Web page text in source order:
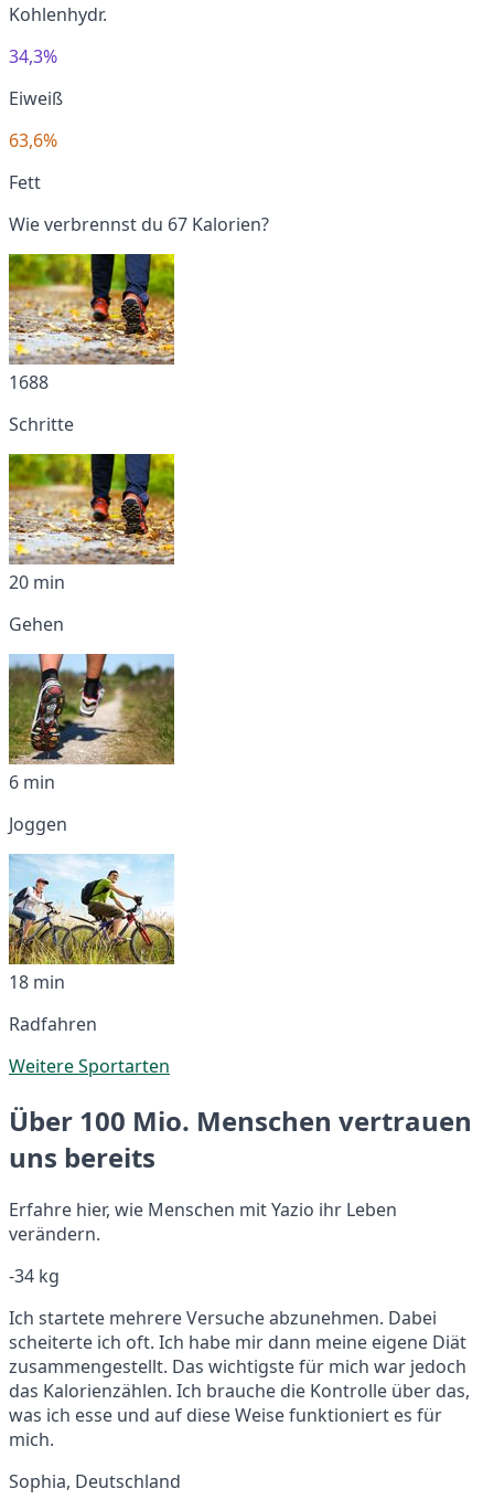
Kohlenhydr.
34,3%
Eiweiß
63,6%
Fett
Wie verbrennst du 67 Kalorien?
1688
Schritte
20 min
Gehen
6 min
Joggen
18 min
Radfahren
Weitere Sportarten
Über 100 Mio. Menschen vertrauen
uns bereits
Erfahre hier, wie Menschen mit Yazio ihr Leben
verändern.
-34 kg
Ich startete mehrere Versuche abzunehmen. Dabei
scheiterte ich oft. Ich habe mir dann meine eigene Diät
zusammengestellt. Das wichtigste für mich war jedoch
das Kalorienzählen. Ich brauche die Kontrolle über das,
was ich esse und auf diese Weise funktioniert es für
mich.
Sophia, Deutschland